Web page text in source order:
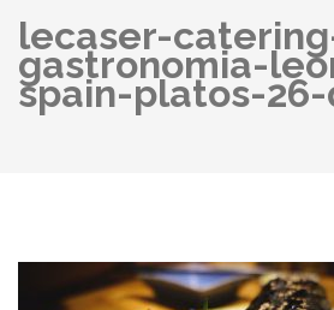
lecaser-
gastronomia-
spain-platos-